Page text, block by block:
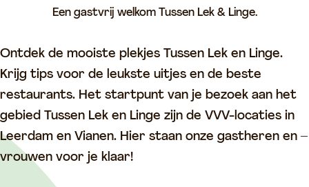
p
g
e
Een gastvrij welkom Tussen Lek & Linge.
Ontdek de mooiste plekjes Tussen Lek en Linge.
Krijg tips voor de leukste uitjes en de beste
restaurants. Het startpunt van je bezoek aan het
gebied Tussen Lek en Linge zijn de VVV-locaties in
Leerdam en Vianen. Hier staan onze gastheren en –
vrouwen voor je klaar!